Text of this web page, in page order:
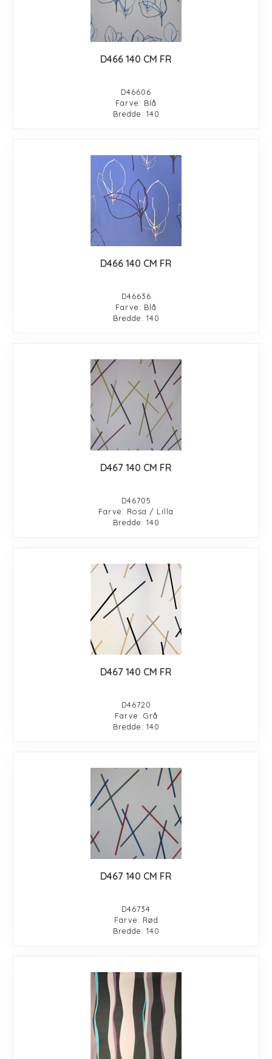
D466 140 CM FR
D46606
Farve: Blå
Bredde: 140
D466 140 CM FR
D46636
Farve: Blå
Bredde: 140
D467 140 CM FR
D46705
Farve: Rosa / Lilla
Bredde: 140
D467 140 CM FR
D46720
Farve: Grå
Bredde: 140
D467 140 CM FR
D46734
Farve: Rød
Bredde: 140